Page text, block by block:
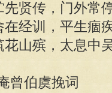
贤传，门外常
经训，平生痼
山殡，太息中
曾伯虞挽词